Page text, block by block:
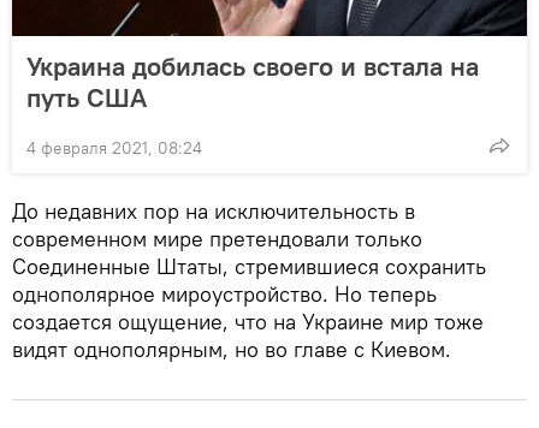
Украина добилась своего и встала на
путь США
4 февраля 2021, 08:24
До недавних пор на исключительность в
современном мире претендовали только
Соединенные Штаты, стремившиеся сохранить
однополярное мироустройство. Но теперь
создается ощущение, что на Украине мир тоже
видят однополярным, но во главе с Киевом.